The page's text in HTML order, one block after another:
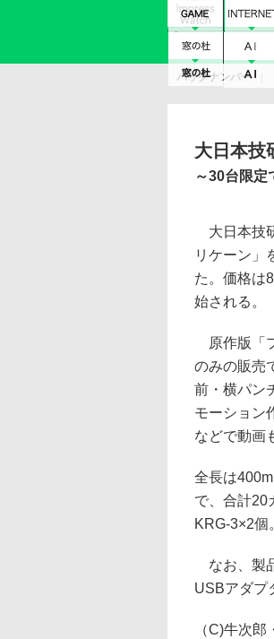
バックナンバー
大日本技
～30台限定
大日本技
リケーン」
た。価格は
始される。
原作版「
のみの販売
前・横パン
モーション
などで動画
全長は
で、合計20
KRG-3×2個
なお、製
USBアダプ
（C)牛次